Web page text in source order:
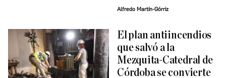
Alfredo Martín-Górriz
El plan antiincendios
que salvó a la
Mezquita-Catedral de
Córdoba se convierte